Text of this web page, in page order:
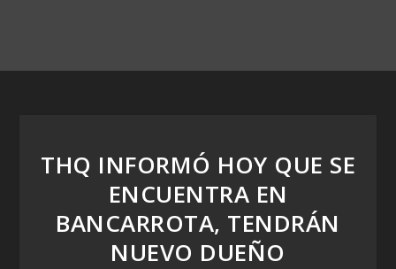
THQ INFORMÓ HOY QUE SE
ENCUENTRA EN
BANCARROTA, TENDRÁN
NUEVO DUEÑO